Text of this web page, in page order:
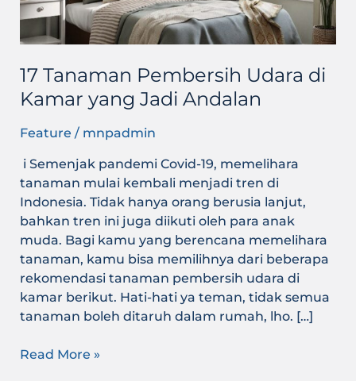
17 Tanaman Pembersih Udara di
Kamar yang Jadi Andalan
Feature / mnpadmin
i Semenjak pandemi Covid-19, memelihara
tanaman mulai kembali menjadi tren di
Indonesia. Tidak hanya orang berusia lanjut,
bahkan tren ini juga diikuti oleh para anak
muda. Bagi kamu yang berencana memelihara
tanaman, kamu bisa memilihnya dari beberapa
rekomendasi tanaman pembersih udara di
kamar berikut. Hati-hati ya teman, tidak semua
tanaman boleh ditaruh dalam rumah, lho. […]
Jadi
Andalan
Read More »